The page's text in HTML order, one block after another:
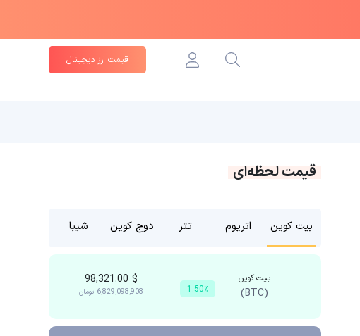
قیمت ارز دیجیتال
قیمت لحظه‌ای
بیت کوین اتریوم تتر دوج کوین شیبا
بیت کوین
(BTC) 1.50٪
$
6,829,098,908 تومان